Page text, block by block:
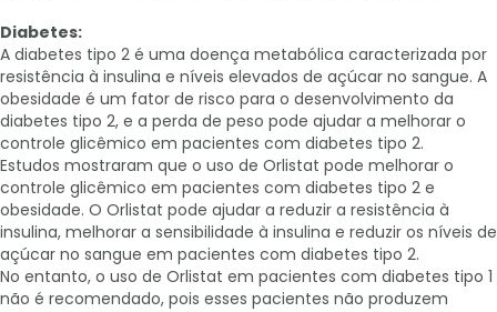
Diabetes:
A diabetes tipo 2 é uma doença metabólica caracterizada por
resistência à insulina e níveis elevados de açúcar no sangue. A
obesidade é um fator de risco para o desenvolvimento da
diabetes tipo 2, e a perda de peso pode ajudar a melhorar o
controle glicêmico em pacientes com diabetes tipo 2.
Estudos mostraram que o uso de Orlistat pode melhorar o
controle glicêmico em pacientes com diabetes tipo 2 e
obesidade. O Orlistat pode ajudar a reduzir a resistência à
insulina, melhorar a sensibilidade à insulina e reduzir os níveis de
açúcar no sangue em pacientes com diabetes tipo 2.
No entanto, o uso de Orlistat em pacientes com diabetes tipo 1
não é recomendado, pois esses pacientes não produzem